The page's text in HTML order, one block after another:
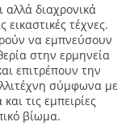
διαχρονικά
εικαστικές τέχνες.
να εμπνεύσουν
στην ερμηνεία
επιτρέπουν την
σύμφωνα με
τις εμπειρίες
βίωμα.